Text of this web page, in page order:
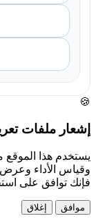
🍪
إشعار ملفات
يستخدم هذا الموقع
وقياس الأداء
فإنك توافق على
موافق إغلاق